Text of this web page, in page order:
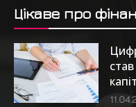
Цікаве про